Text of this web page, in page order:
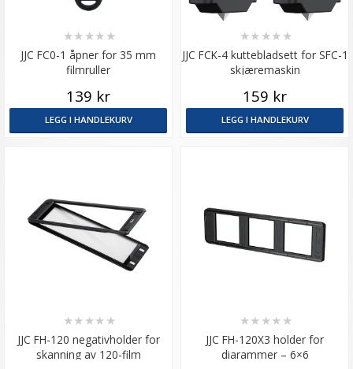
JJC FC0-1 åpner for 35 mm
filmruller
★★ ★★ ★
139 kr
LEGG I HANDLEKURV
JJC FCK-4 kuttebladsett for SFC-1
skjæremaskin
★★ ★★ ★
159 kr
LEGG I HANDLEKURV
JJC FH-120 negativholder for
skanning av 120-film
★★ ★★ ★
JJC FH-120X3 holder for
diarammer – 6×6
★★ ★★ ★